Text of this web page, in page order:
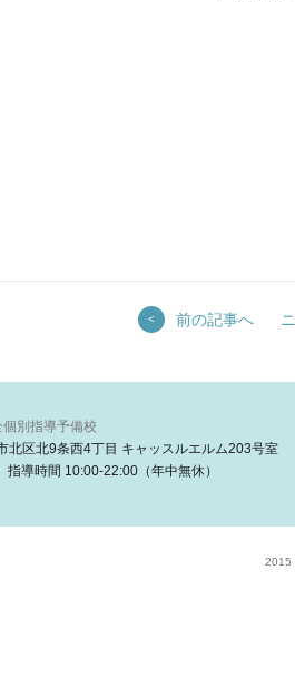
< 前の記事へ
別指導予備校
区北9条西4丁目 キャッスルエルム203号室
導時間 10:00-22:00（年中無休）
2015